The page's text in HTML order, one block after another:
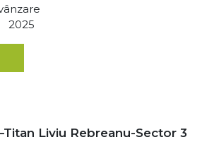
2025
Liviu Rebreanu-Sector 3